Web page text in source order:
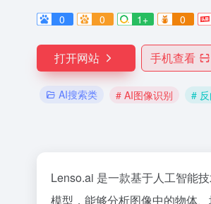
0
0 1+ 0
打开网站 手机查看
AI搜索类 # AI图像识别 #
Lenso.ai 是一款基于人工智能
模型，能够分析图像中的物体